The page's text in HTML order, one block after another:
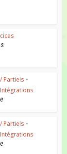
Partiels •
Partiels •